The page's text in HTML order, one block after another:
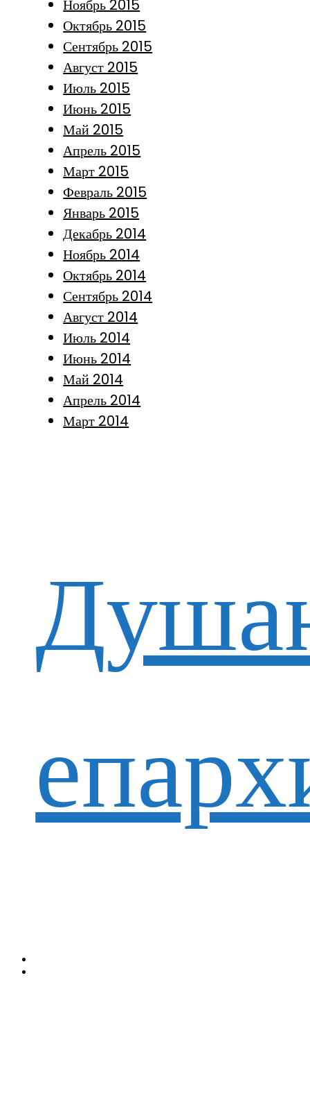
Ноябрь 2015
Октябрь 2015
Сентябрь 2015
Август 2015
Июль 2015
Июнь 2015
Май 2015
Апрель 2015
Март 2015
Февраль 2015
Январь 2015
Декабрь 2014
Ноябрь 2014
Октябрь 2014
Сентябрь 2014
Август 2014
Июль 2014
Июнь 2014
Май 2014
Апрель 2014
Март 2014